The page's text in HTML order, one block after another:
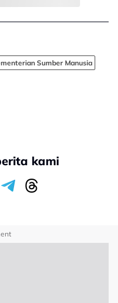
Sumber Manusia
kami